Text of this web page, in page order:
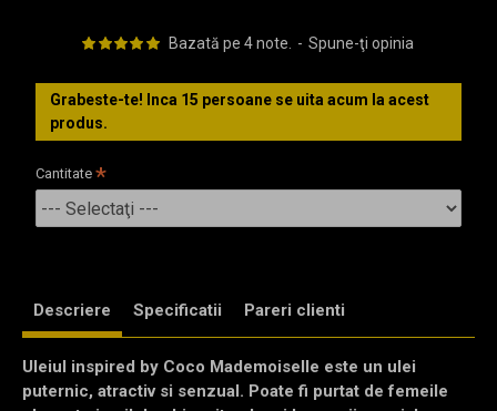
Bazată pe 4 note. - Spune-ţi opinia
Grabeste-te! Inca 15 persoane se uita acum la acest
produs.
Cantitate
Descriere Specificatii Pareri clienti
Uleiul inspired by Coco Mademoiselle este un ulei
puternic, atractiv si senzual. Poate fi purtat de femeile